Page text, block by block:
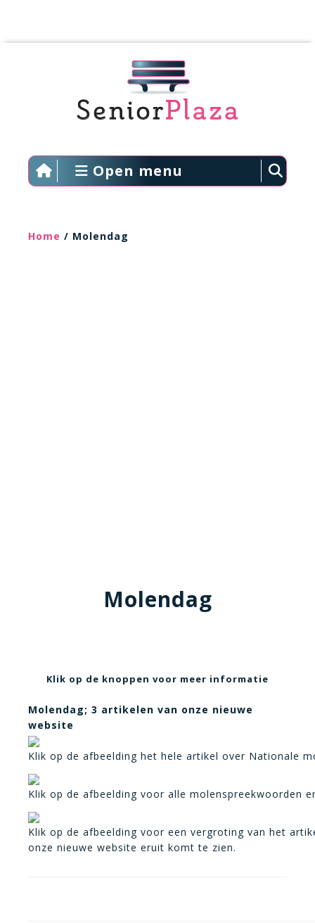
Open menu
Home / Molendag
Molendag
Klik op de knoppen voor meer informatie
Molendag; 3 artikelen van onze nieuwe
website
Klik op de afbeelding het hele artikel over Nationale
Klik op de afbeelding voor alle molenspreekwoorden
Klik op de afbeelding voor een vergroting van het
onze nieuwe website eruit komt te zien.